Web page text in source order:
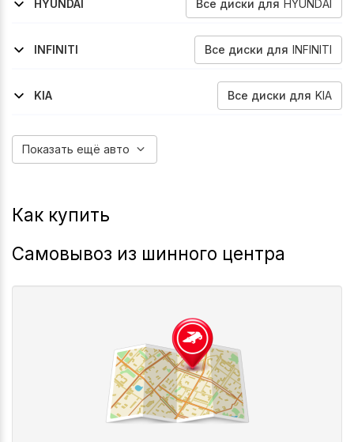
HYUNDAI Все диски для HYUNDAI
2018-2021
INFINITI
Все диски для INFINITI
2008-2013
2008-2013
2008-2013
2008-2013
2013-2018
2022-2026
2013-2018
KIA
Все диски для KIA
Показать ещё авто
Как купить
Самовывоз из шинного центра